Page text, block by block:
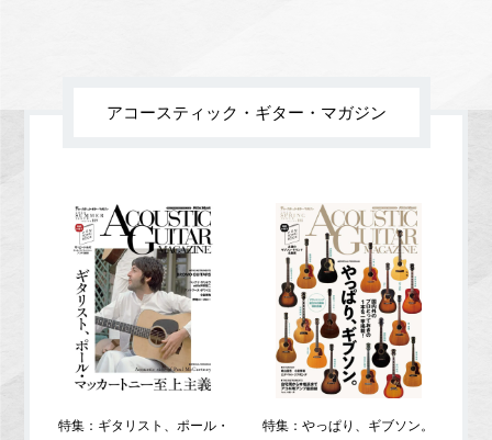
アコースティック・ギター・マガジン
特集：ギタリスト、ポール・
特集：やっぱり、ギブソン。